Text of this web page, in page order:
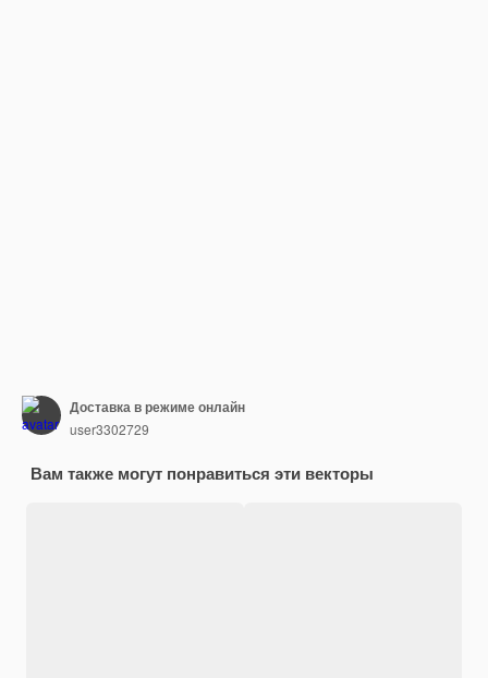
Доставка в режиме онлайн
user3302729
Вам также могут понравиться эти векторы